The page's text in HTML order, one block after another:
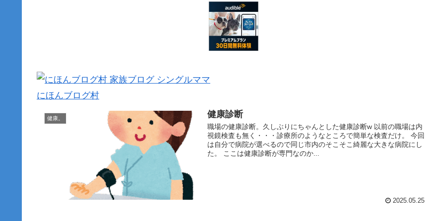
にほんブログ村
健康。 健康診断
職場の健康診断。久しぶりにちゃんとした健康診断w 以前の職場は内
視鏡検査も無く・・・診療所のようなところで簡単な検査だけ。 今回
は自分で病院が選べるので同じ市内のそこそこ綺麗な大きな病院にし
た。 ここは健康診断が専門なのか...
2025.05.25